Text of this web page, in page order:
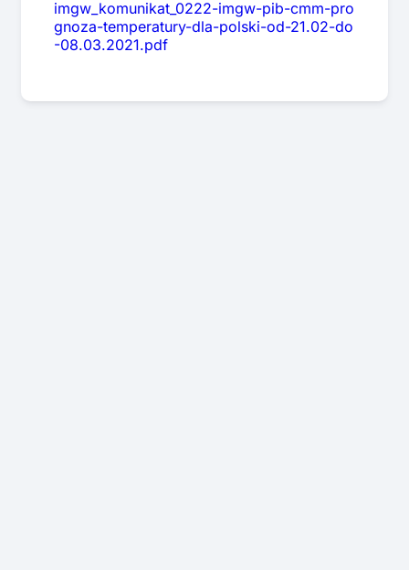
imgw_komunikat_0222-imgw-pib-cmm-pro
gnoza-temperatury-dla-polski-od-21.02-do
-08.03.2021.pdf